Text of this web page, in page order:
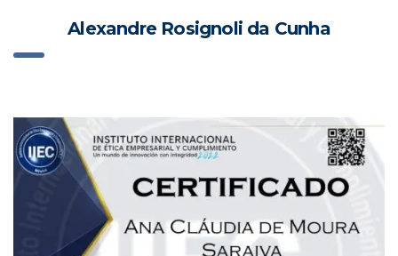
Alexandre Rosignoli da Cunha